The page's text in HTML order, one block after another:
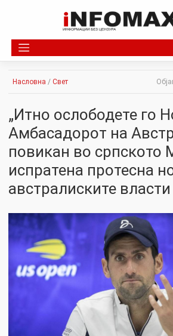
Насловна / Свет
„Итно ослободете го
Амбасадорот на
повикан во српското
испратена пpoтесна
австралиските власти